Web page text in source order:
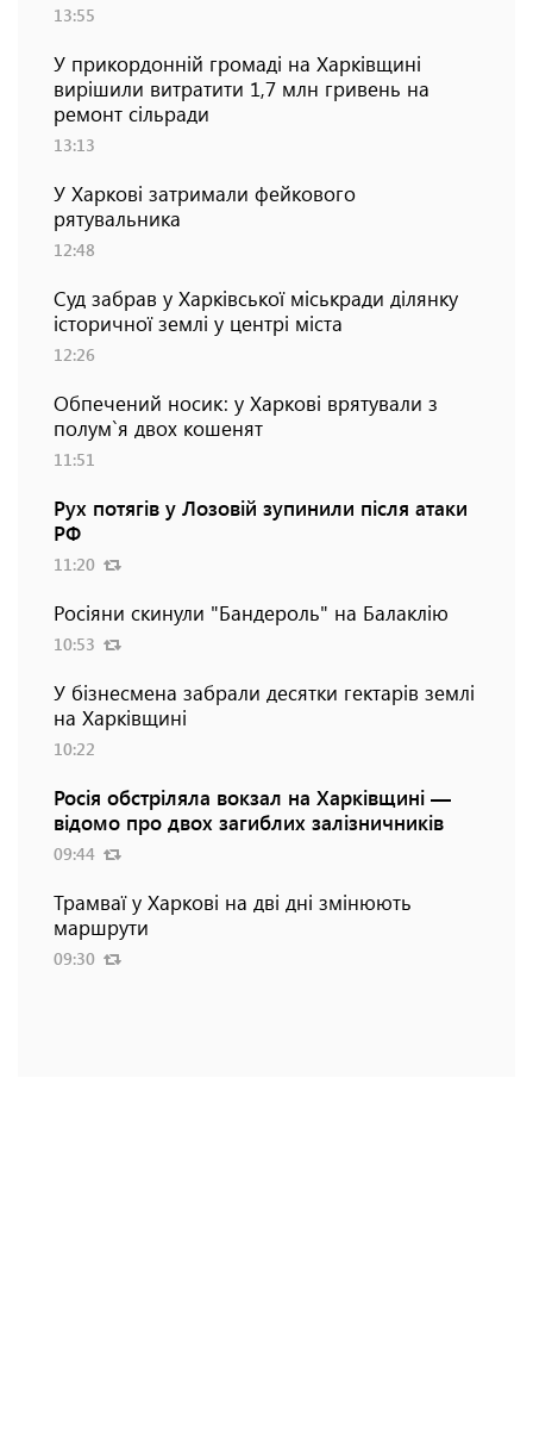
13:55
У прикордонній громаді на Харківщині
вирішили витратити 1,7 млн гривень на
ремонт сільради
13:13
У Харкові затримали фейкового
рятувальника
12:48
Суд забрав у Харківської міськради ділянку
історичної землі у центрі міста
12:26
Обпечений носик: у Харкові врятували з
полум`я двох кошенят
11:51
Рух потягів у Лозовій зупинили після атаки
РФ
11:20
Росіяни скинули "Бандероль" на Балаклію
10:53
У бізнесмена забрали десятки гектарів землі
на Харківщині
10:22
Росія обстріляла вокзал на Харківщині —
відомо про двох загиблих залізничників
09:44
Трамваї у Харкові на дві дні змінюють
маршрути
09:30